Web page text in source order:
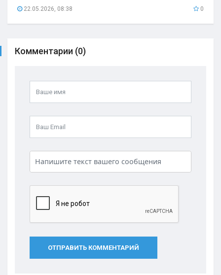
22.05.2026, 08:38 0
Комментарии (0)
ОТПРАВИТЬ КОММЕНТАРИЙ